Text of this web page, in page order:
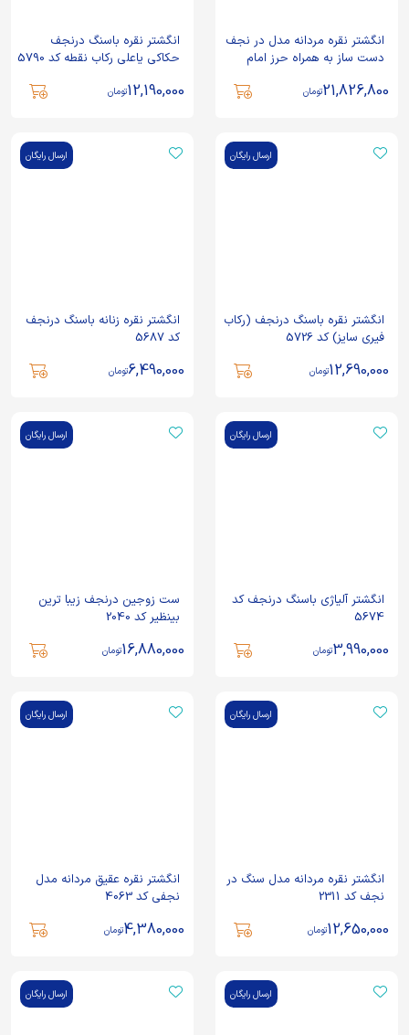
انگشتر نقره مردانه مدل در نجف
دست ساز به همراه حرز امام
حبه جنه کد 91210
21,826,800تومان
انگشتر نقره باسنگ درنجف
حکاکی یاعلی رکاب نقطه کد 5790
12,190,000تومان
ارسال رایگان
انگشتر نقره باسنگ درنجف (رکاب
فیری سایز) کد 5726
12,690,000تومان
ارسال رایگان
انگشتر نقره زنانه باسنگ درنجف
کد 5687
6,490,000تومان
ارسال رایگان
انگشتر آلیاژی باسنگ درنجف کد
5674
3,990,000تومان
ارسال رایگان
ست زوجین درنجف زیبا ترین
بینظیر کد 2040
16,880,000تومان
ارسال رایگان
انگشتر نقره مردانه مدل سنگ در
نجف کد 2311
12,650,000تومان
ارسال رایگان
انگشتر نقره عقیق مردانه مدل
نجفی کد 4063
4,380,000تومان
ارسال رایگان ارسال رایگان